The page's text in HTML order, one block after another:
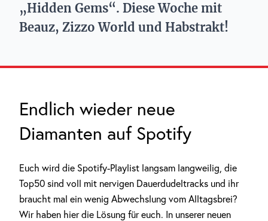
„Hidden Gems“. Diese Woche mit
Beauz, Zizzo World und Habstrakt!
Endlich wieder neue
Diamanten auf Spotify
Euch wird die Spotify-Playlist langsam langweilig, die
Top50 sind voll mit nervigen Dauerdudeltracks und ihr
braucht mal ein wenig Abwechslung vom Alltagsbrei?
Wir haben hier die Lösung für euch. In unserer neuen